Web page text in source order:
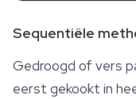
Sequentiële
Gedroogd of vers
eerst gekookt in